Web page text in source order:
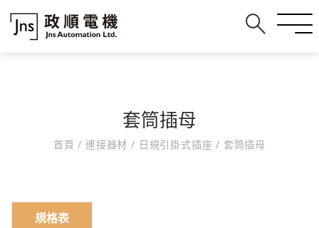
套筒插母
首頁/ 連接器材/ 日規引掛式插座/ 套筒插母
規格表